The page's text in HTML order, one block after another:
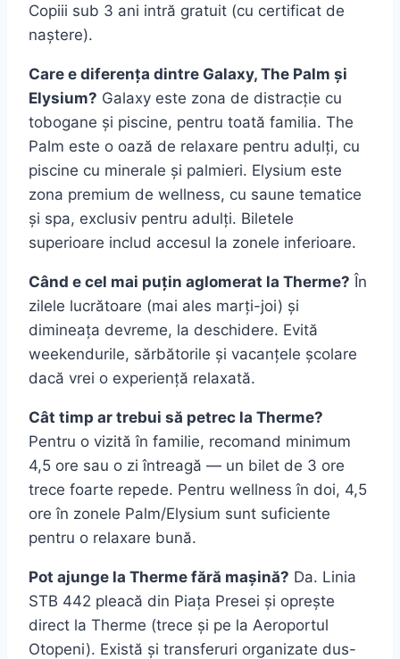
Copiii sub 3 ani intră gratuit (cu certificat de
naștere).
Care e diferența dintre Galaxy, The Palm și
Elysium? Galaxy este zona de distracție cu
tobogane și piscine, pentru toată familia. The
Palm este o oază de relaxare pentru adulți, cu
piscine cu minerale și palmieri. Elysium este
zona premium de wellness, cu saune tematice
și spa, exclusiv pentru adulți. Biletele
superioare includ accesul la zonele inferioare.
Când e cel mai puțin aglomerat la Therme? În
zilele lucrătoare (mai ales marți-joi) și
dimineața devreme, la deschidere. Evită
weekendurile, sărbătorile și vacanțele școlare
dacă vrei o experiență relaxată.
Cât timp ar trebui să petrec la Therme?
Pentru o vizită în familie, recomand minimum
4,5 ore sau o zi întreagă — un bilet de 3 ore
trece foarte repede. Pentru wellness în doi, 4,5
ore în zonele Palm/Elysium sunt suficiente
pentru o relaxare bună.
Pot ajunge la Therme fără mașină? Da. Linia
STB 442 pleacă din Piața Presei și oprește
direct la Therme (trece și pe la Aeroportul
Otopeni). Există și transferuri organizate dus-